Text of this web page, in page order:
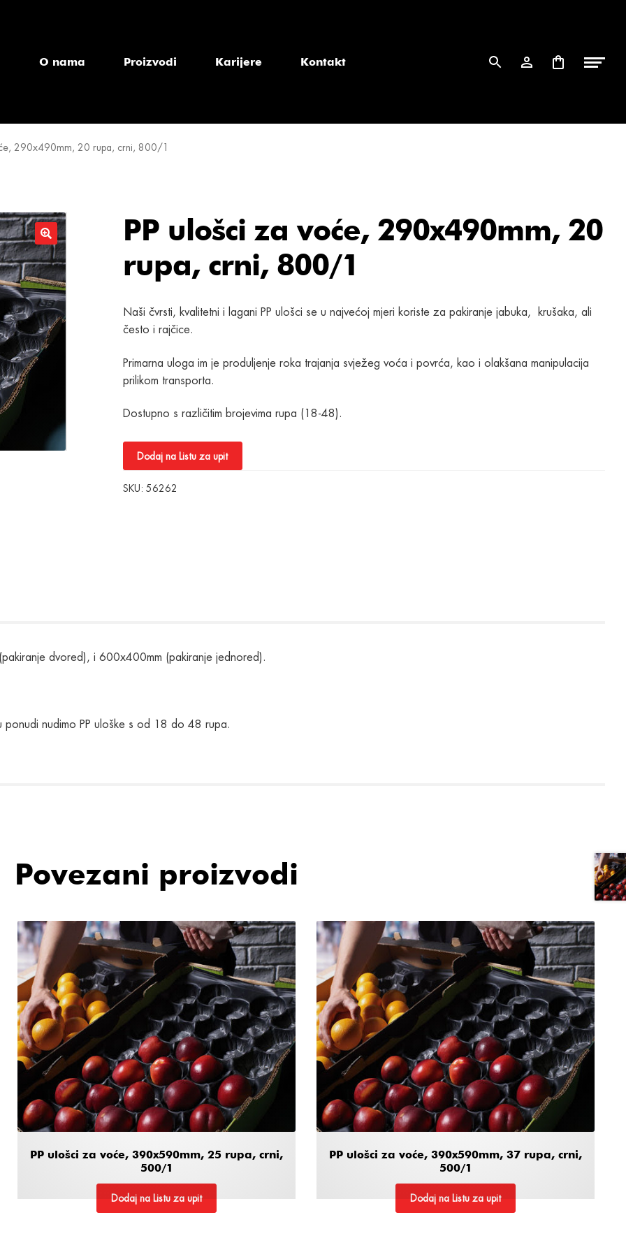
O nama Proizvodi Karijere Kontakt
290x490mm, 20 rupa, crni, 800/1
PP ulošci za voće, 290x490mm, 20
rupa, crni, 800/1
Naši čvrsti, kvalitetni i lagani PP ulošci se u najvećoj mjeri koriste za pakiranje jabuka, krušaka, ali
često i rajčice.
Primarna uloga im je produljenje roka trajanja svježeg voća i povrća, kao i olakšana manipulacija
prilikom transporta.
Dostupno s različitim brojevima rupa (18-48).
Dodaj na Listu za upit
SKU: 56262
dvored), i 600x400mm (pakiranje jednored).
nudimo PP uloške s od 18 do 48 rupa.
Povezani proizvodi
PP ulošci za voće, 390x590mm, 25 rupa, crni,
500/1
Dodaj na Listu za upit
PP ulošci za voće, 390x590mm, 37 rupa, crni,
500/1
Dodaj na Listu za upit